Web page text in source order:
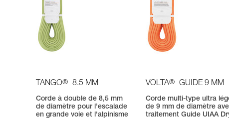
TANGO® 8.5 MM
Corde à double de 8,5 mm
de diamètre pour l’escalade
en grande voie et l'alpinisme
VOLTA® GUIDE 9 MM
Corde multi-type ultra
de 9 mm de diamètre
traitement Guide UIAA